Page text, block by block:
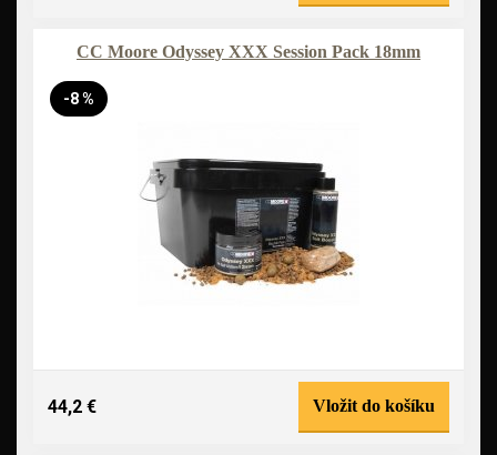
CC Moore Odyssey XXX Session Pack 18mm
-8 %
44,2 € Vložit do košíku